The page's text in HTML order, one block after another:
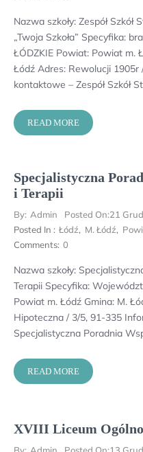
Nazwa szkoły: Zespół
„Twoja Szkoła” Specyfika:
ŁÓDZKIE Powiat: Powiat m.
Łódź Adres: Rewolucji
kontaktowe – Zespół Szkół
READ MORE
Specjalistyczna
i Terapii
By: Admin Posted On:21
Posted In : Łódź, M. Łódź,
Comments: 0
Nazwa szkoły:
Terapii Specyfika:
Powiat m. Łódź Gmina: M.
Hipoteczna / 3/5, 91-335
Specjalistyczna Poradnia
READ MORE
XVIII Liceum